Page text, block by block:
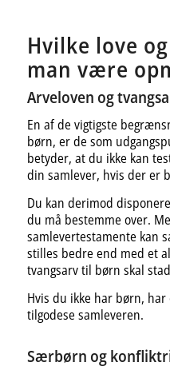
Hvilke love
man være
Arveloven og
En af de vigtigste
børn, er de som
betyder, at du ikke kan
din samlever, hvis der er
Du kan derimod
du må bestemme over.
samlevertestamente kan
stilles bedre end med et
tvangsarv til børn skal
Hvis du ikke har børn,
tilgodese samleveren.
Særbørn og